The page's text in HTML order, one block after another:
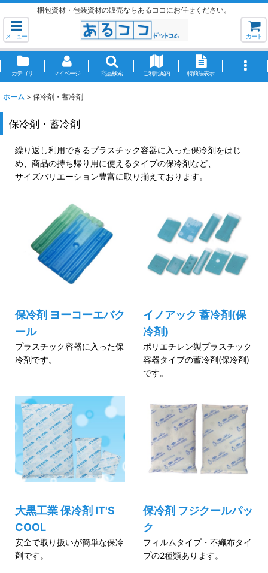
梱包資材・包装資材の販売ならあるココにお任せください。
メニュー カート
カテゴリ マイページ 商品検索 ご利用案内 特商法表示
ホーム > 保冷剤・蓄冷剤
保冷剤・蓄冷剤
繰り返し利用できるプラスチック容器に入った保冷剤をはじ
め、商品の持ち帰り用に使えるタイプの保冷剤など、
サイズバリエーション豊富に取り揃えております。
保冷剤 ヨーコーエバク
ール
プラスチック容器に入った保
冷剤です。
イノアック 蓄冷剤(保
冷剤)
ポリエチレン製プラスチック
容器タイプの蓄冷剤(保冷剤)
です。
大黒工業 保冷剤 IT'S
COOL
安全で取り扱いが簡単な保冷
剤です。
保冷剤 フジクールパッ
ク
フィルムタイプ・不織布タイ
プの2種類あります。